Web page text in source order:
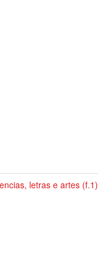
letras e artes (f.1)